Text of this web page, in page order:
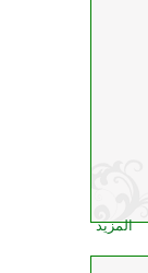
المزيد